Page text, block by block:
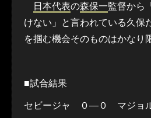
日本代表の森保一監督から
けない」と言われている久保
を掴む機会そのものはかなり
■試合結果
セビージャ ０―０ マジョ